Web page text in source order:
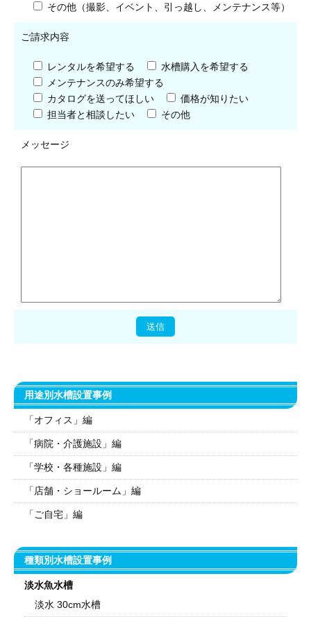
その他（撮影、イベント、引っ越し、メンテナンス等）
ご請求内容
レンタルを希望する
水槽購入を希望する
メンテナンスのみ希望する
カタログを送ってほしい
価格が知りたい
担当者と相談したい
その他
メッセージ
用途別水槽設置事例
「オフィス」編
「病院・介護施設」編
「学校・各種施設」編
「店舗・ショールーム」編
「ご自宅」編
種類別水槽設置事例
淡水魚水槽
淡水 30cm水槽